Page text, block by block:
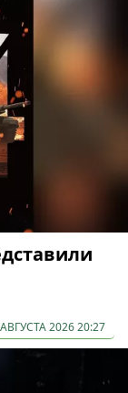
2026 20:27